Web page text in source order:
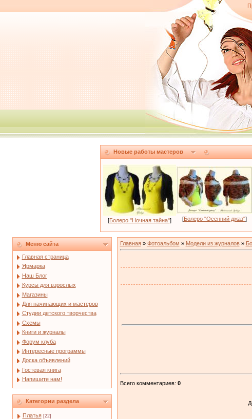
Новые работы мастеров
[Болеро "Ночная тайна"] [Болеро "Осенний джаз"]
Меню сайта
Главная страница
Ярмарка
Наш Блог
Курсы для взрослых
Магазины
Для начинающих и мастеров
Студии детского творчества
Схемы
Книги и журналы
Форум клуба
Интересные программы
Доска объявлений
Гостевая книга
Напишите нам!
Категории раздела
Платья [22]
Главная» Фотоальбом » Модели из журналов»
Всего комментариев: 0